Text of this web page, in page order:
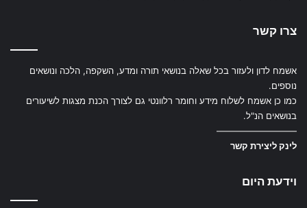
צרו קשר
אשמח לדון ולעזור בכל שאלה בנושאי תורה ומדע, השקפה, הלכה ונושאים
נוספים.
כמו כן אשמח לשלוח מידע וחומר רלוונטי גם לצורך הכנת מצגות לשיעורים
בנושאים הנ"ל.
—————————
לינק ליצירת קשר
וידעת היום